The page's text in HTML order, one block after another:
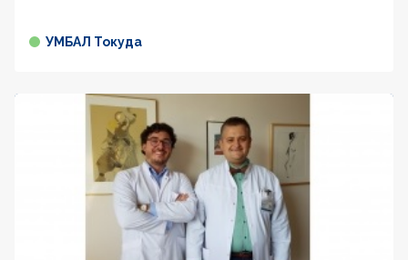
УМБАЛ Токуда